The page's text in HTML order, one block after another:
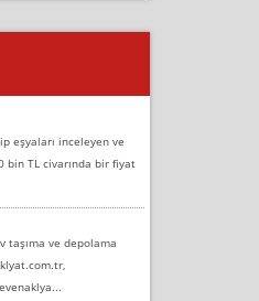
eşyaları inceleyen ve
bin TL civarında bir fiyat
taşıma ve depolama